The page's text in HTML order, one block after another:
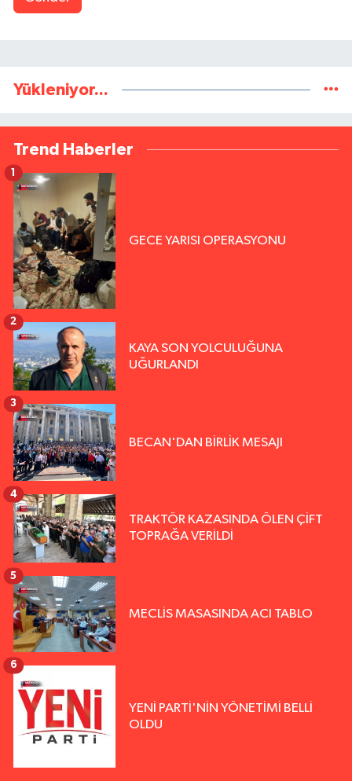
Yükleniyor...
Trend Haberler
GECE YARISI OPERASYONU
1
KAYA SON YOLCULUĞUNA
UĞURLANDI
2
BECAN'DAN BİRLİK MESAJI
3
TRAKTÖR KAZASINDA ÖLEN ÇİFT
TOPRAĞA VERİLDİ
4
MECLİS MASASINDA ACI TABLO
5
YENİ PARTİ'NİN YÖNETİMİ BELLİ
OLDU
6